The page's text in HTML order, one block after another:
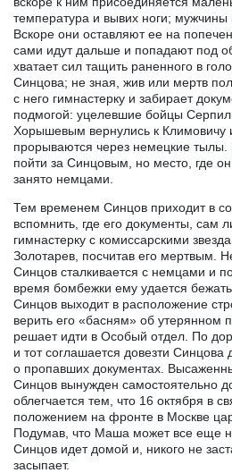
температура и вывих ноги; мужчины
Вскоре они оставляют ее на
сами идут дальше и попадают под
хватает сил тащить раненного в
Синцова; не зная, жив или мертв
с него гимнастерку и забирает
подмогой: уцелевшие бойцы
Хорышевым вернулись к Климовичу
прорываются через немецкие тылы.
пойти за Синцовым, но место, где
занято немцами.
Тем временем Синцов приходит в
вспомнить, где его документы, сам
гимнастерку с комиссарскими
Золотарев, посчитав его мертвым.
Синцов сталкивается с немцами и
время бомбежки ему удается
Синцов выходит в расположение
верить его «басням» об утерянном
решает идти в Особый отдел. По
и тот соглашается довезти
о пропавших документах.
Синцов вынужден самостоятельно
облегчается тем, что 16 октября в
положением на фронте в Москве
Подумав, что Маша может все еще
Синцов идет домой и, никого не
засыпает.